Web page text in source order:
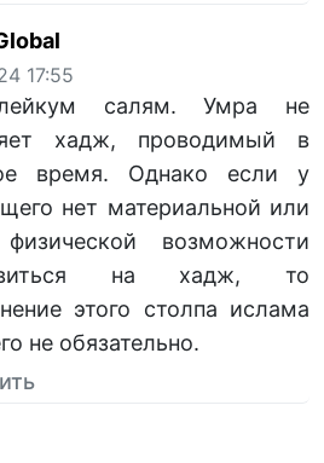
17:55
салям. Умра не
хадж, проводимый в
время. Однако если у
нет материальной или
возможности
на хадж, то
этого столпа ислама
не обязательно.